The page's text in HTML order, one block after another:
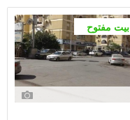
بيت مفتوح